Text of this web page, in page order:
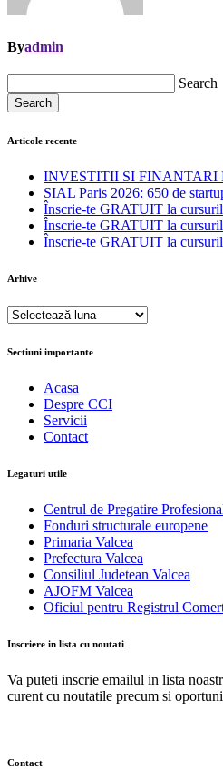
Byadmin
Search
Search
Articole recente
INVESTITII SI FINANTARI
SIAL Paris 2026: 650 de
Înscrie-te GRATUIT la
Înscrie-te GRATUIT la
Înscrie-te GRATUIT la
Arhive
Arhive
Sectiuni importante
Acasa
Despre CCI
Servicii
Contact
Legaturi utile
Centrul de Pregatire
Fonduri structurale europene
Primaria Valcea
Prefectura Valcea
Consiliul Judetean Valcea
AJOFM Valcea
Oficiul pentru Registrul
Inscriere in lista cu noutati
Va puteti inscrie emailul in lista
curent cu noutatile precum si
Contact